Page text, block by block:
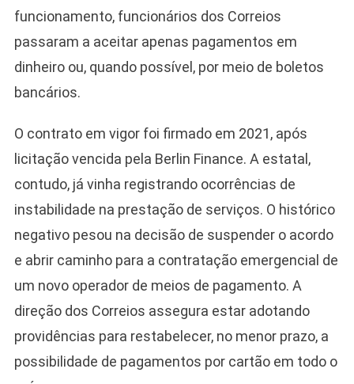
funcionamento, funcionários dos Correios
passaram a aceitar apenas pagamentos em
dinheiro ou, quando possível, por meio de boletos
bancários.
O contrato em vigor foi firmado em 2021, após
licitação vencida pela Berlin Finance. A estatal,
contudo, já vinha registrando ocorrências de
instabilidade na prestação de serviços. O histórico
negativo pesou na decisão de suspender o acordo
e abrir caminho para a contratação emergencial de
um novo operador de meios de pagamento. A
direção dos Correios assegura estar adotando
providências para restabelecer, no menor prazo, a
possibilidade de pagamentos por cartão em todo o